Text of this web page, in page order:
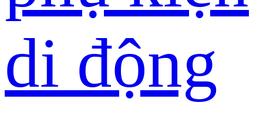
di động